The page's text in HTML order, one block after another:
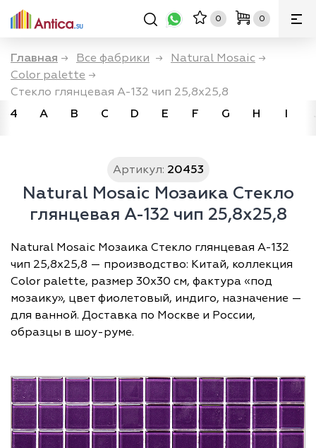
0 0
Главная → Все фабрики → Natural Mosaic →
Color palette →
Стекло глянцевая A-132 чип 25,8х25,8
4
A B C D E F G H I
Артикул: 20453
Natural Mosaic Мозаика Стекло
глянцевая A-132 чип 25,8х25,8
Natural Mosaic Мозаика Стекло глянцевая A-132
чип 25,8х25,8 — производство: Китай, коллекция
Color palette, размер 30х30 см, фактура «под
мозаику», цвет фиолетовый, индиго, назначение —
для ванной. Доставка по Москве и России,
образцы в шоу-руме.